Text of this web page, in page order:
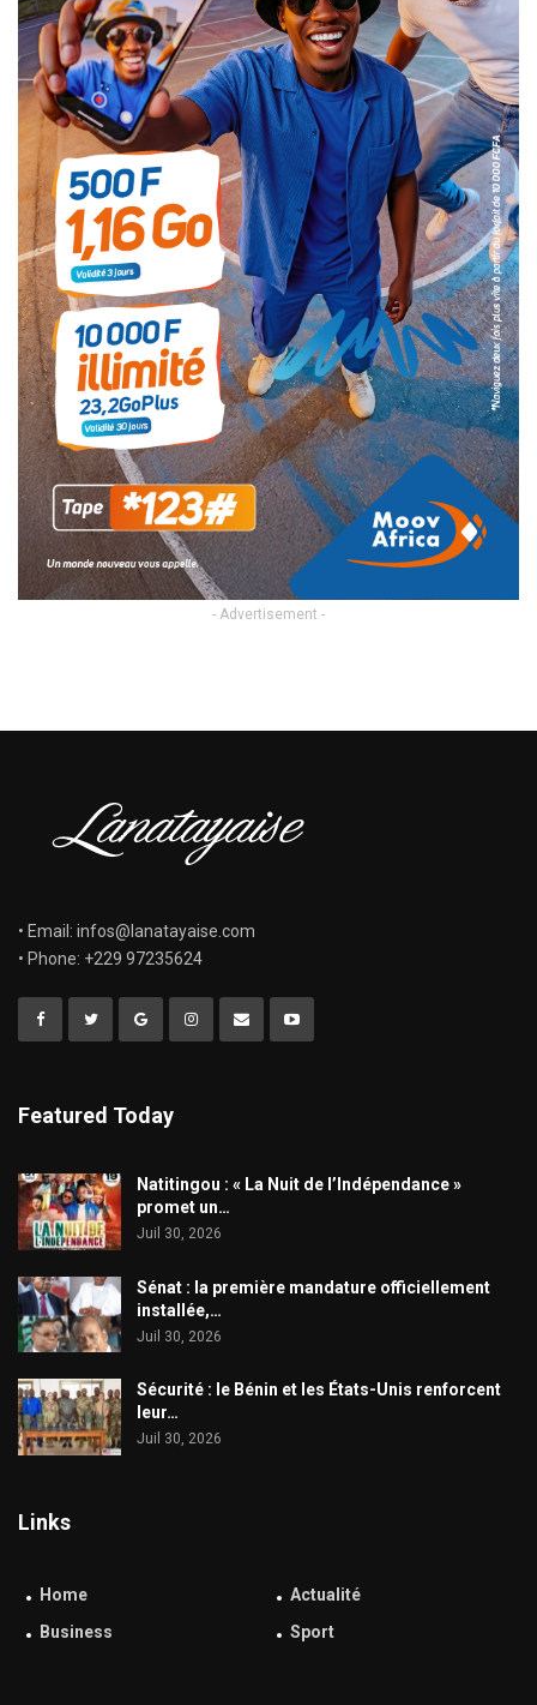
- Advertisement -
• Email: infos@lanatayaise.com
• Phone: +229 97235624
Featured Today
​Natitingou : « La Nuit de l’Indépendance »
promet un…
Juil 30, 2026
Sénat : la première mandature officiellement
installée,…
Juil 30, 2026
Sécurité : le Bénin et les États-Unis renforcent
leur…
Juil 30, 2026
Links
Home
Actualité
Business
Sport